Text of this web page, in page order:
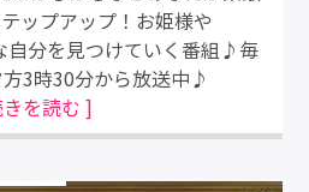
ップアップ！お姫様や
自分を見つけていく番組♪毎
3時30分から放送中♪
を読む ]